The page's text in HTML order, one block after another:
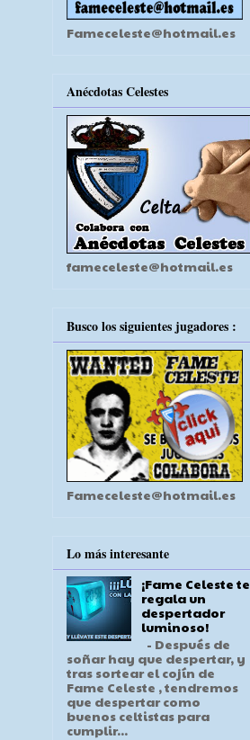
Fameceleste@hotmail.es
Anécdotas Celestes
fameceleste@hotmail.es
Busco los siguientes jugadores :
Fameceleste@hotmail.es
Lo más interesante
¡Fame Celeste te
regala un
despertador
luminoso!
- Después de
soñar hay que despertar, y
tras sortear el cojín de
Fame Celeste , tendremos
que despertar como
buenos celtistas para
cumplir...